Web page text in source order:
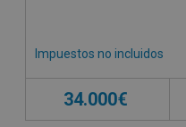
Impuestos no incluidos
34.000€